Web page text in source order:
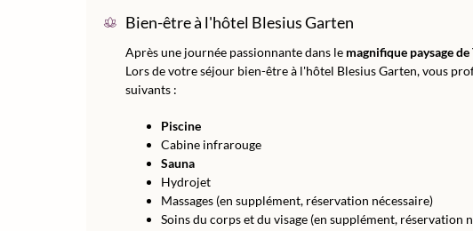
Bien-être à l'hôtel Blesius Garten
Après une journée passionnante dans le magnifique paysage de
Lors de votre séjour bien-être à l'hôtel Blesius Garten, vous
suivants :
Piscine
Cabine infrarouge
Sauna
Hydrojet
Massages (en supplément, réservation nécessaire)
Soins du corps et du visage (en supplément, réservation